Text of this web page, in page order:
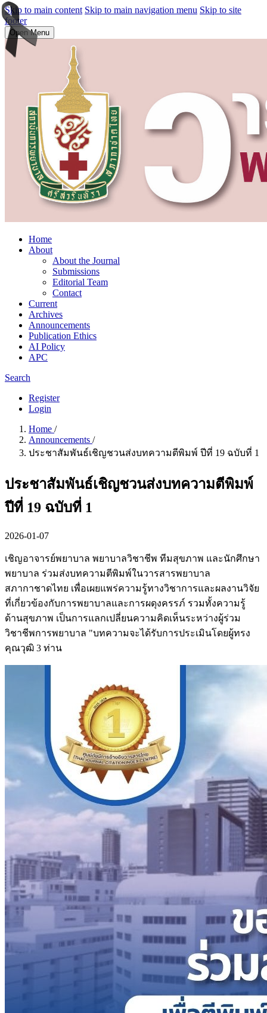
Skip to main content Skip to main navigation menu Skip to site
footer
Open Menu
Home
About
About the Journal
Submissions
Editorial Team
Contact
Current
Archives
Announcements
Publication Ethics
AI Policy
APC
Search
Register
Login
Home /
Announcements /
ประชาสัมพันธ์เชิญชวนส่งบทความตีพิมพ์ ปีที่ 19 ฉบับที่ 1
ประชาสัมพันธ์เชิญชวนส่งบทความตีพิมพ์
ปีที่ 19 ฉบับที่ 1
2026-01-07
เชิญอาจารย์พยาบาล พยาบาลวิชาชีพ ทีมสุขภาพ และนักศึกษา
พยาบาล ร่วมส่งบทความตีพิมพ์ในวารสารพยาบาล
สภากาชาดไทย เพื่อเผยแพร่ความรู้ทางวิชาการและผลงานวิจัย
ที่เกี่ยวข้องกับการพยาบาลและการผดุงครรภ์ รวมทั้งความรู้
ด้านสุขภาพ เป็นการแลกเปลี่ยนความคิดเห็นระหว่างผู้ร่วม
วิชาชีพการพยาบาล "บทความจะได้รับการประเมินโดยผู้ทรง
คุณวุฒิ 3 ท่าน